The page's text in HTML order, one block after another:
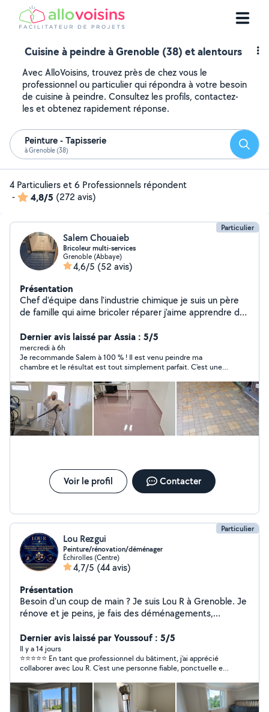
Cuisine à peindre à Grenoble (38) et alentours
Avec AlloVoisins, trouvez près de chez vous le
professionnel ou particulier qui répondra à votre besoin
de cuisine à peindre. Consultez les profils, contactez-
les et obtenez rapidement réponse.
Peinture - Tapisserie
à Grenoble (38)
4 Particuliers et 6 Professionnels répondent
-
4,8/5 (272 avis)
Particulier
Salem Chouaieb
Bricoleur multi-services
Grenoble (Abbaye)
4,6/5 (52 avis)
Présentation
Chef d'équipe dans l'industrie chimique je suis un père
de famille qui aime bricoler réparer j'aime apprendre de
de tringles spécialisé dans le nettoyage industriel ou aux
particuliers sérieux et rigoureux.
Dernier avis laissé par Assia : 5/5
mercredi à 6h
Je recommande Salem à 100 % ! Il est venu peindre ma
chambre et le résultat est tout simplement parfait. C'est une
surtout avec la main sur le cœur. Il veut bien faire les choses et
on sent qu'il tient vraiment à satisfaire ses clients. Un grand
merci à Salem pour son excellent travail et sa gentillesse. Je
n'hésiterai pas à faire de nouveau appel à ses services et je le
recommande les yeux fermés !
Voir le profil Contacter
Particulier
Lou Rezgui
Peinture/rénovation/déménager
Échirolles (Centre)
4,7/5 (44 avis)
Présentation
Besoin d'un coup de main ? Je suis Lou R à Grenoble. Je
rénove et je peins, je fais des déménagements,
avec soin. Travail propre, ponctuel et tarifs clairs.
Disponible [jours/heures] devis gratuit sur demande.
Références et photos de chantiers sur mon profil.
Contactez moi pour un rendez vous !
Dernier avis laissé par Youssouf : 5/5
Il y a 14 jours
⭐⭐⭐⭐⭐ En tant que professionnel du bâtiment, j’ai apprécié
collaborer avec Lou R. C’est une personne fiable, ponctuelle et
ambiance et avec le souci du détail. Je recommande sans
hésitation pour tous types de travaux de peinture et de
rénovation. Bonne continuation !